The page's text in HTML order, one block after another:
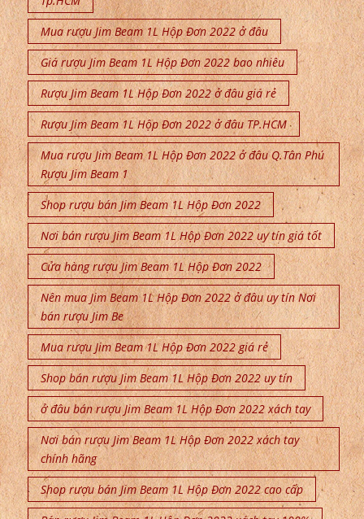
Mua rượu Jim Beam 1L Hộp Đơn 2022 ở đâu
Giá rượu Jim Beam 1L Hộp Đơn 2022 bao nhiêu
Rượu Jim Beam 1L Hộp Đơn 2022 ở đâu giá rẻ
Rượu Jim Beam 1L Hộp Đơn 2022 ở đâu TP.HCM
Mua rượu Jim Beam 1L Hộp Đơn 2022 ở đâu Q.Tân Phú
Rượu Jim Beam 1
Shop rượu bán Jim Beam 1L Hộp Đơn 2022
Nơi bán rượu Jim Beam 1L Hộp Đơn 2022 uy tín giá tốt
Cửa hàng rượu Jim Beam 1L Hộp Đơn 2022
Nên mua Jim Beam 1L Hộp Đơn 2022 ở đâu uy tín Nơi
bán rượu Jim Be
Mua rượu Jim Beam 1L Hộp Đơn 2022 giá rẻ
Shop bán rượu Jim Beam 1L Hộp Đơn 2022 uy tín
ở đâu bán rượu Jim Beam 1L Hộp Đơn 2022 xách tay
Nơi bán rượu Jim Beam 1L Hộp Đơn 2022 xách tay
chính hãng
Shop rượu bán Jim Beam 1L Hộp Đơn 2022 cao cấp